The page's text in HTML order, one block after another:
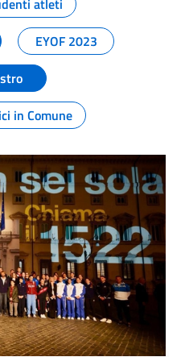
atleti
EYOF 2023
in Comune